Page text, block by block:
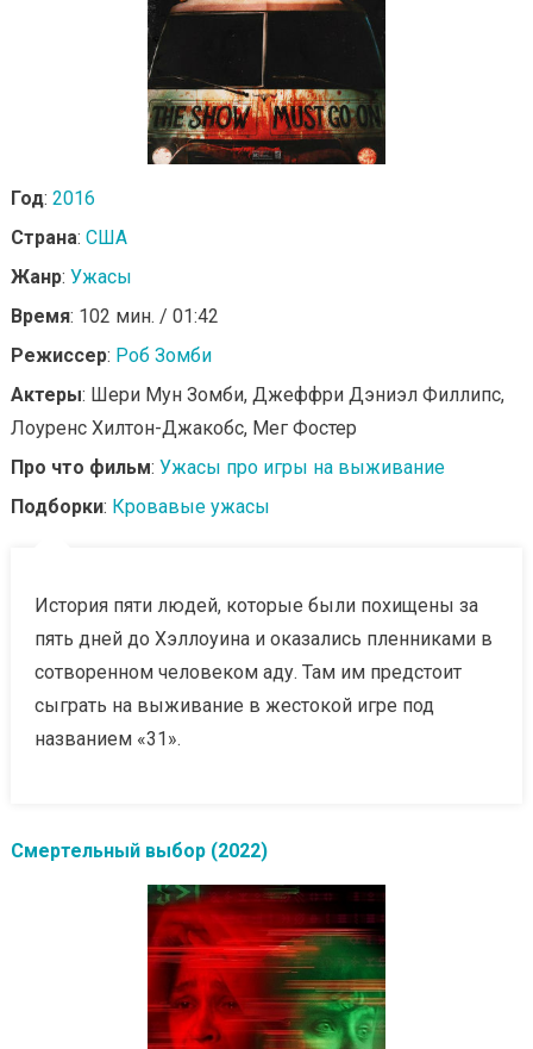
Год: 2016
Страна: США
Жанр: Ужасы
Время: 102 мин. / 01:42
Режиссер: Роб Зомби
Актеры: Шери Мун Зомби, Джеффри Дэниэл Филлипс,
Лоуренс Хилтон-Джакобс, Мег Фостер
Про что фильм: Ужасы про игры на выживание
Подборки: Кровавые ужасы
История пяти людей, которые были похищены за
пять дней до Хэллоуина и оказались пленниками в
сотворенном человеком аду. Там им предстоит
сыграть на выживание в жестокой игре под
названием «31».
Смертельный выбор (2022)